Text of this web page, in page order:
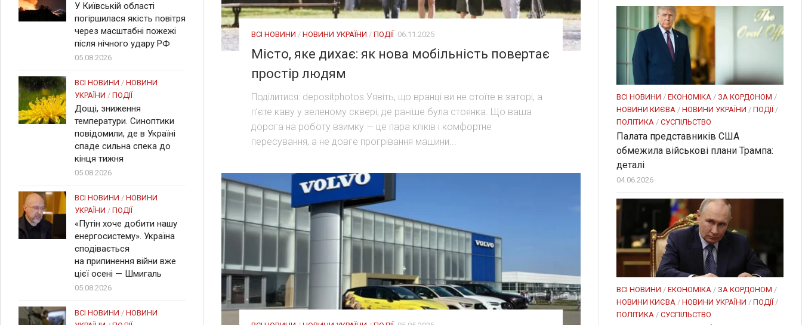
ВСІ НОВИНИ / НОВИНИ УКРАЇНИ / ПОДІЇ 06.11.2025
Місто, яке дихає: як нова мобільність повертає
простір людям
Поділитися: depositphotos Уявіть, що вранці ви не стоїте в заторі, а
п’єте каву у зеленому сквері, де раніше була стоянка. Що ваша
дорога на роботу взимку — це пара кліків і комфортне
пересування, а не довге прогрівання машини...
У Київській області
погіршилася якість повітря
через масштабні пожежі
після нічного удару РФ
05.08.2026
ВСІ НОВИНИ / НОВИНИ
УКРАЇНИ / ПОДІЇ
Дощі, зниження
температури. Синоптики
повідомили, де в Україні
спаде сильна спека до
кінця тижня
05.08.2026
ВСІ НОВИНИ / НОВИНИ
УКРАЇНИ / ПОДІЇ
«Путін хоче добити нашу
енергосистему». Україна
сподівається
на припинення війни вже
цієї осені — Шмигаль
05.08.2026
ВСІ НОВИНИ / НОВИНИ
ВСІ НОВИНИ / ЕКОНОМІКА / ЗА КОРДОНОМ /
НОВИНИ КИЄВА / НОВИНИ УКРАЇНИ / ПОДІЇ/
ПОЛІТИКА / СУСПІЛЬСТВО
Палата представників США
обмежила військові плани Трампа:
деталі
04.06.2026
ВСІ НОВИНИ / ЕКОНОМІКА / ЗА КОРДОНОМ /
НОВИНИ КИЄВА / НОВИНИ УКРАЇНИ / ПОДІЇ/
ПОЛІТИКА / СУСПІЛЬСТВО